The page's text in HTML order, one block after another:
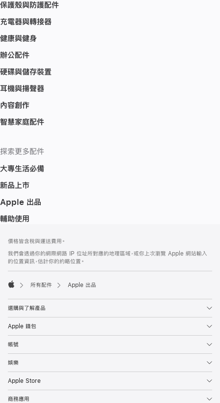
保護殼與防護配件
充電器與轉接器
健康與健身
辦公配件
硬碟與儲存裝置
耳機與揚聲器
內容創作
智慧家庭配件
探索更多配件
大專生活必備
新品上市
Apple 出品
輔助使用
腳
腳
價格皆含稅與運送費用。
我們會透過你的網際網路 IP 位址所對應的地理區域，或你上次瀏覽 Apple 網站輸入
的位置資訊，估計你的約略位置。
所有配件 Apple 出品
選購與了解產品
Apple 錢包
帳號
娛樂
Apple Store
商務應用